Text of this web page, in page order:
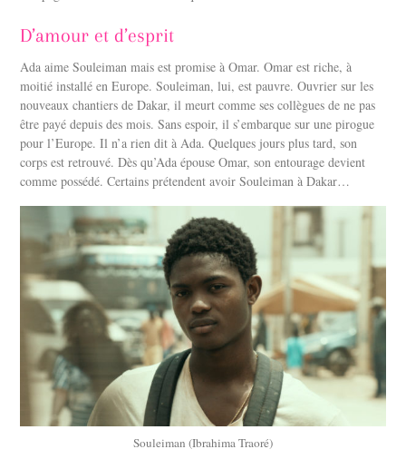
D’amour et d’esprit
Ada aime Souleiman mais est promise à Omar. Omar est riche, à
moitié installé en Europe. Souleiman, lui, est pauvre. Ouvrier sur les
nouveaux chantiers de Dakar, il meurt comme ses collègues de ne pas
être payé depuis des mois. Sans espoir, il s’embarque sur une pirogue
pour l’Europe. Il n’a rien dit à Ada. Quelques jours plus tard, son
corps est retrouvé. Dès qu’Ada épouse Omar, son entourage devient
comme possédé. Certains prétendent avoir Souleiman à Dakar…
Souleiman (Ibrahima Traoré)